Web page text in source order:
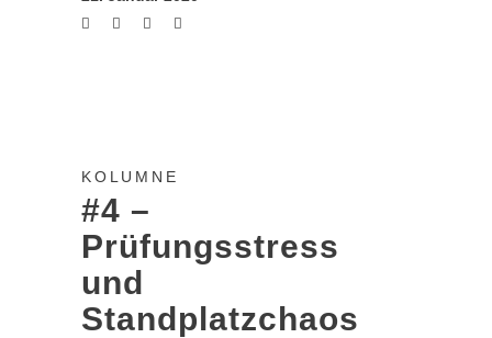
KOLUMNE
#4 –
Prüfungsstress
und
Standplatzchaos